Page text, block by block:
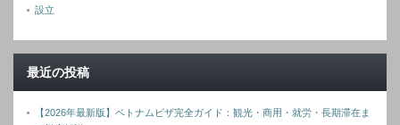
設立
最近の投稿
【2026年最新版】ベトナムビザ完全ガイド：観光・商用・就労・長期滞在ま